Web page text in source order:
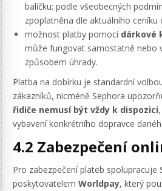
balíčku; podle všeobecných
zpoplatněna dle aktuálního ceníku
možnost platby pomocí dárkové
může fungovat samostatně nebo
způsobem úhrady.
Platba na dobírku je standardní
zákazníků, nicméně Sephora
řidiče nemusí být vždy k dispozici
vybavení konkrétního dopravce
4.2 Zabezpečení
Pro zabezpečení plateb spolupracuje
poskytovatelemWorldpay, který